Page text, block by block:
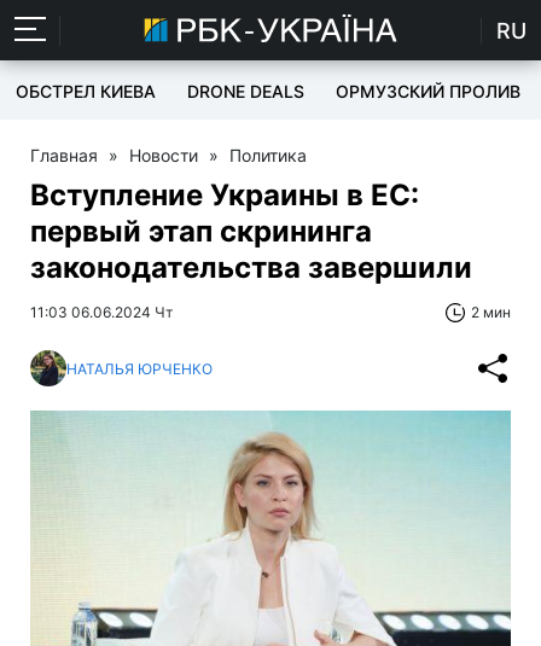
RU
ОБСТРЕЛ КИЕВА DRONE DEALS ОРМУЗСКИЙ ПРОЛИВ
Главная » Новости » Политика
Вступление Украины в ЕС:
первый этап скрининга
законодательства завершили
11:03 06.06.2024 Чт 2 мин
НАТАЛЬЯ ЮРЧЕНКО